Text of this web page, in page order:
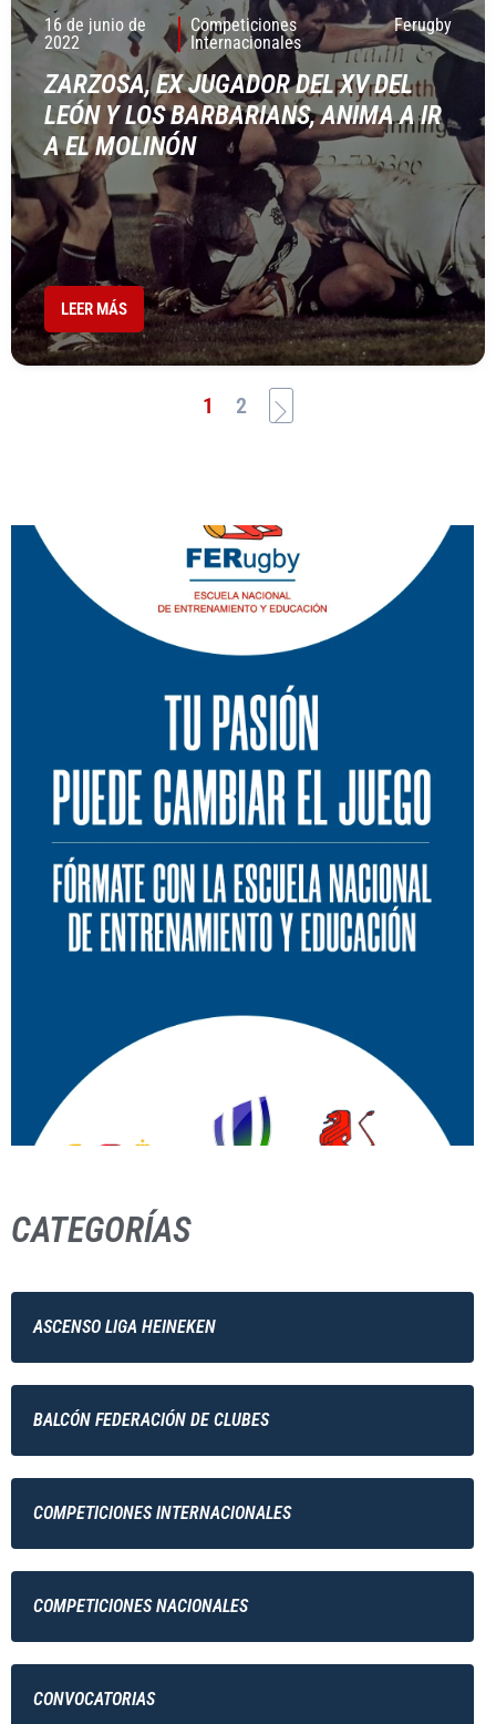
16 de junio de
2022
Competiciones
Internacionales
Ferugby
ZARZOSA, EX JUGADOR DEL XV DEL
LEÓN Y LOS BARBARIANS, ANIMA A IR
A EL MOLINÓN
LEER MÁS
1 2
CATEGORÍAS
ASCENSO LIGA HEINEKEN
BALCÓN FEDERACIÓN DE CLUBES
COMPETICIONES INTERNACIONALES
COMPETICIONES NACIONALES
CONVOCATORIAS